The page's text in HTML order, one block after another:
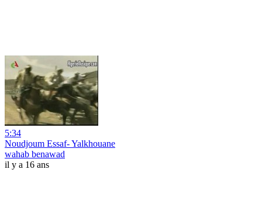
5:34
Noudjoum Essaf- Yalkhouane
wahab benawad
il y a 16 ans